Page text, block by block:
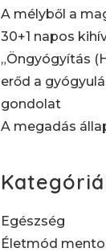
A mélyből a
30+1 napos
„Öngyógyítás
erőd a
gondolat
A megadás
Egészség
Életmód